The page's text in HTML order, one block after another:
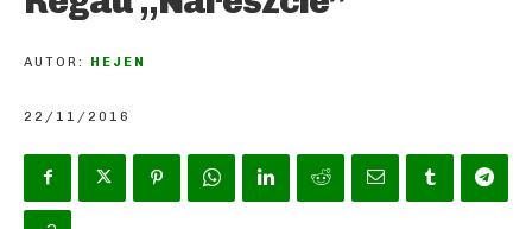
AUTOR: HEJEN
22/11/2016